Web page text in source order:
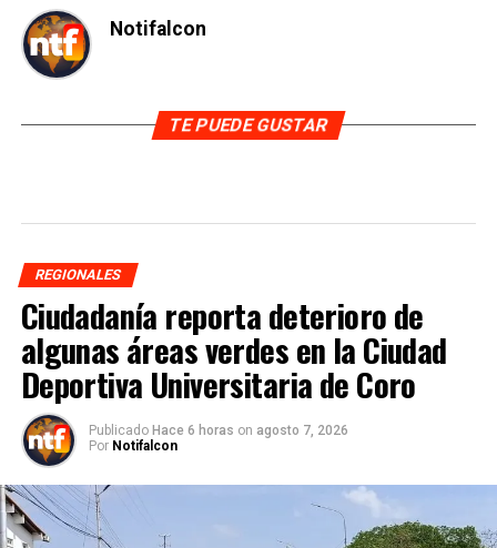
Notifalcon
TE PUEDE GUSTAR
REGIONALES
Ciudadanía reporta deterioro de
algunas áreas verdes en la Ciudad
Deportiva Universitaria de Coro
Publicado Hace 6 horas on agosto 7, 2026
Por Notifalcon